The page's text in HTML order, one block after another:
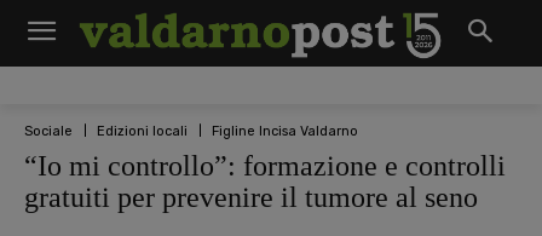
Sociale Edizioni locali Figline Incisa Valdarno
“Io mi controllo”: formazione e controlli
gratuiti per prevenire il tumore al seno